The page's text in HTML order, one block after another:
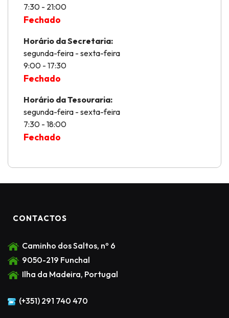
7:30 - 21:00
Fechado
Horário da Secretaria:
segunda-feira - sexta-feira
9:00 - 17:30
Fechado
Horário da Tesouraria:
segunda-feira - sexta-feira
7:30 - 18:00
Fechado
CONTACTOS
Caminho dos Saltos, nº 6
9050-219 Funchal
Ilha da Madeira, Portugal
(+351) 291 740 470